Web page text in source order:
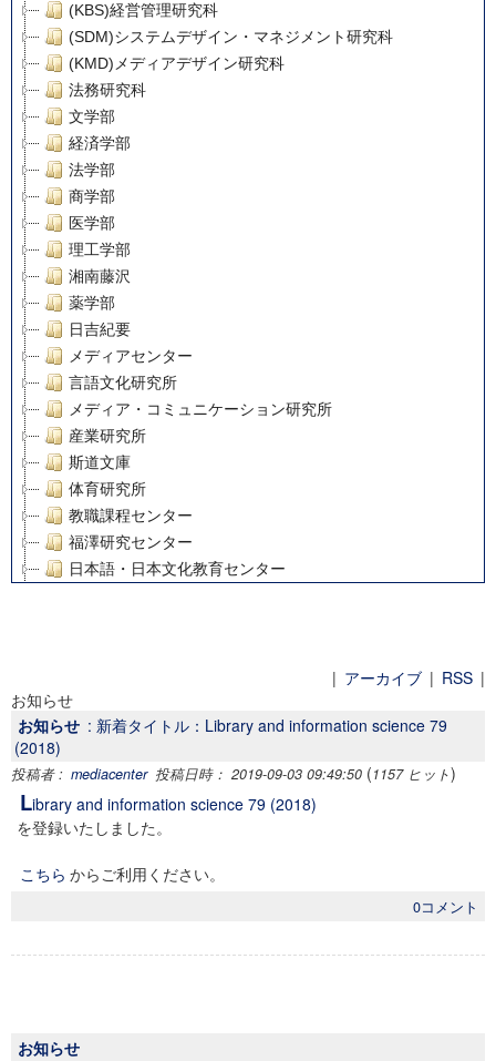
(KBS)経営管理研究科
(SDM)システムデザイン・マネジメント研究科
(KMD)メディアデザイン研究科
法務研究科
文学部
経済学部
法学部
商学部
医学部
理工学部
湘南藤沢
薬学部
日吉紀要
メディアセンター
言語文化研究所
メディア・コミュニケーション研究所
産業研究所
斯道文庫
体育研究所
教職課程センター
福澤研究センター
日本語・日本文化教育センター
グローバルリサーチインスティテュート
塾内助成報告書
科学研究費補助金研究成果報告書
慶應義塾大学グローバルCOEプログラム市民社会ガバナンス
慶應義塾大学グローバルCOEプログラム論理と感性の先端的
博士課程教育リーディングプログラム「超成熟社会発展のサ
その他
| アーカイブ | RSS |
お知らせ
お知らせ : 新着タイトル：Library and information science 79
(2018)
投稿者 : mediacenter 投稿日時： 2019-09-03 09:49:50 (1157 ヒット)
Library and information science 79 (2018)
を登録いたしました。
こちら からご利用ください。
0コメント
お知らせ